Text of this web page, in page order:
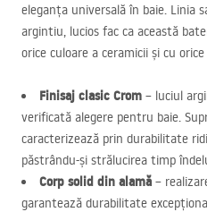
eleganța universală în baie. Linia
argintiu, lucios fac ca această
orice culoare a ceramicii și cu
Finisaj clasic Crom – luciul
verificată alegere pentru baie.
caracterizează prin durabilitate
păstrându-și strălucirea timp
Corp solid din alamă –
garantează durabilitate